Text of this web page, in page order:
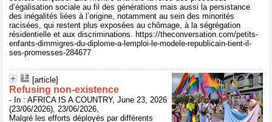
d’égalisation sociale au fil des générations mais aussi la persistance
des inégalités liées à l’origine, notamment au sein des minorités
racisées, qui restent plus exposées au chômage, à la ségrégation
résidentielle et aux discriminations. https://theconversation.com/petits-
enfants-dimmigres-du-diplome-a-lemploi-le-modele-republicain-tient-il-
ses-promesses-284677
[article]
Refusing non-existence
- In : AFRICA IS A COUNTRY, June 23, 2026
(23/06/2026), 23/06/2026,
Malgré les efforts déployés par différents